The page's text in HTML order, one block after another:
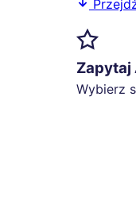
Zapytaj
Wybierz